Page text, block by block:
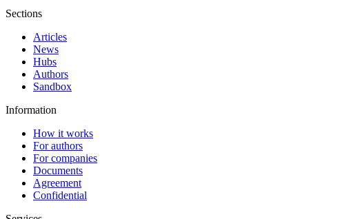
Sections
Articles
News
Hubs
Authors
Sandbox
Information
How it works
For authors
For companies
Documents
Agreement
Confidential